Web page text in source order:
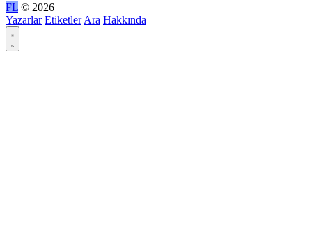
FL © 2026
Yazarlar Etiketler Ara Hakkında